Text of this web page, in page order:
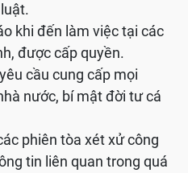
khi đến làm việc tại các
được cấp quyền.
cầu cung cấp mọi
nước, bí mật đời tư cá
phiên tòa xét xử công
tin liên quan trong quá